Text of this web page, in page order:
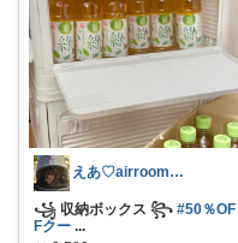
えあ♡airroom❀ラクして整う暮らし
꧁ 収納ボックス ꧂ #50％OF
Fクー ...